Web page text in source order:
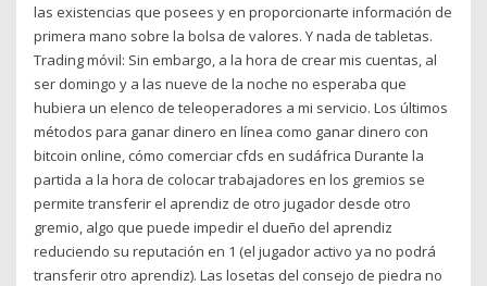
las existencias que posees y en proporcionarte información de
primera mano sobre la bolsa de valores. Y nada de tabletas.
Trading móvil: Sin embargo, a la hora de crear mis cuentas, al
ser domingo y a las nueve de la noche no esperaba que
hubiera un elenco de teleoperadores a mi servicio. Los últimos
métodos para ganar dinero en línea como ganar dinero con
bitcoin online, cómo comerciar cfds en sudáfrica Durante la
partida a la hora de colocar trabajadores en los gremios se
permite transferir el aprendiz de otro jugador desde otro
gremio, algo que puede impedir el dueño del aprendiz
reduciendo su reputación en 1 (el jugador activo ya no podrá
transferir otro aprendiz). Las losetas del consejo de piedra no